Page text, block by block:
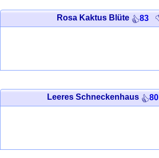
Rosa Kaktus Blüte 83
Leeres Schneckenhaus 80